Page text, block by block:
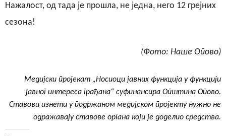
Нажалост, од тада је прошла, не једна, него 12 грејних
сезона!
(Фото: Наше Опово)
Медијски пројекат „Носиоци јавних функција у функцији
јавног интереса грађана“ суфинансира Општина Опово.
Ставови изнети у подржаном медијском пројекту нужно не
одражавају ставове органа који је доделио средства.